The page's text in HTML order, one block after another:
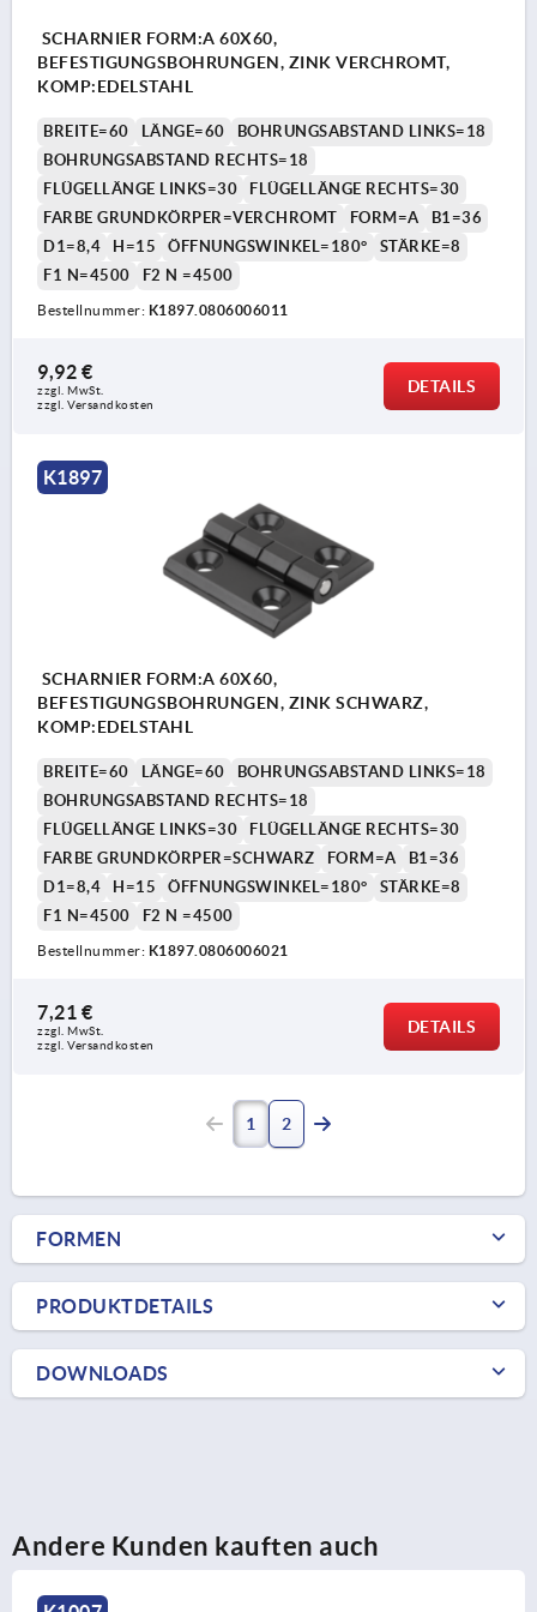
SCHARNIER FORM:A 60X60,
BEFESTIGUNGSBOHRUNGEN, ZINK VERCHROMT,
KOMP:EDELSTAHL
BREITE=60 LÄNGE=60
BOHRUNGSABSTAND LINKS=18
BOHRUNGSABSTAND RECHTS=18
FLÜGELLÄNGE LINKS=30
FLÜGELLÄNGE RECHTS=30
FARBE GRUNDKÖRPER=VERCHROMT
FORM=A
B1=36
D1=8,4
H=15 ÖFFNUNGSWINKEL=180°
STÄRKE=8
F1 N=4500
F2 N =4500
Bestellnummer: K1897.0806006011
9,92 €
zzgl. MwSt.
zzgl. Versandkosten
DETAILS
K1897
SCHARNIER FORM:A 60X60,
BEFESTIGUNGSBOHRUNGEN, ZINK SCHWARZ,
KOMP:EDELSTAHL
BREITE=60 LÄNGE=60
BOHRUNGSABSTAND LINKS=18
BOHRUNGSABSTAND RECHTS=18
FLÜGELLÄNGE LINKS=30
FLÜGELLÄNGE RECHTS=30
FARBE GRUNDKÖRPER=SCHWARZ
FORM=A
B1=36
D1=8,4
H=15 ÖFFNUNGSWINKEL=180°
STÄRKE=8
F1 N=4500
F2 N =4500
Bestellnummer: K1897.0806006021
7,21 €
zzgl. MwSt.
zzgl. Versandkosten
DETAILS
1 2
FORMEN
PRODUKTDETAILS
DOWNLOADS
Andere Kunden kauften auch